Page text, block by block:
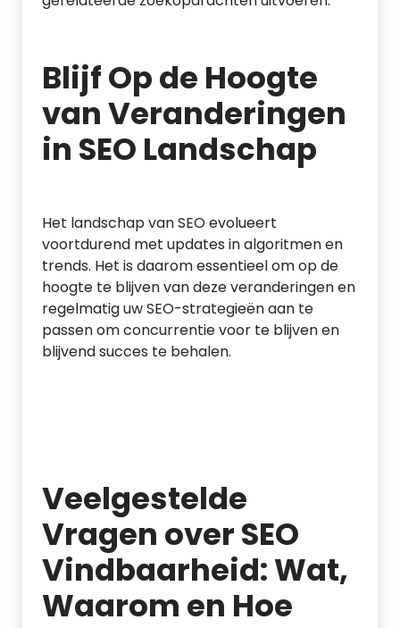
Blijf Op de Hoogte
van Veranderingen
in SEO Landschap
Het landschap van SEO evolueert
voortdurend met updates in algoritmen en
trends. Het is daarom essentieel om op de
hoogte te blijven van deze veranderingen en
regelmatig uw SEO-strategieën aan te
passen om concurrentie voor te blijven en
blijvend succes te behalen.
Veelgestelde
Vragen over SEO
Vindbaarheid: Wat,
Waarom en Hoe